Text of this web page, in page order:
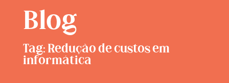
Blog
Tag: Redução de custos em
informática